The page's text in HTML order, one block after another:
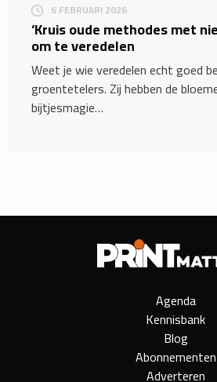
6 FEBRUARI 2026
‘Kruis oude methodes met
om te veredelen
Weet je wie veredelen echt goed
groentetelers. Zij hebben de
bijtjesmagie…
Agenda
Kennisbank
Blog
Abonnementen
Adverteren